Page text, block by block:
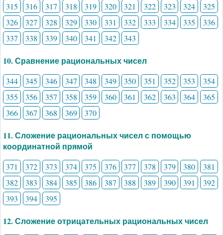
315 316 317 318 319 320 321 322 323 324
325
326
327 328 329 330 331 332 333 334 335
336
337
338 339 340 341 342 343
10. Сравнение рациональных чисел
344 345 346 347 348 349 350 351 352 353
354
355
356 357 358 359 360 361 362 363 364
365
366
367 368 369 370
11. Сложение рациональных чисел с помощью
координатной прямой
371 372 373 374 375 376 377 378 379 380
381
382
383 384 385 386 387 388 389 390 391
392
393
394 395
12. Сложение отрицательных рациональных чисел